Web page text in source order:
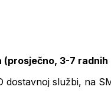
(prosječno, 3-7 radnih
dostavnoj službi, na